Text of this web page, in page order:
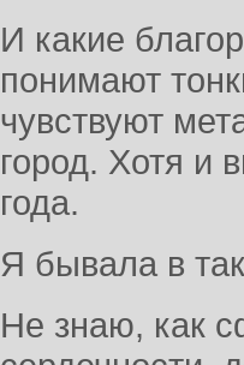
И какие
понимают
чувствуют
город. Хотя и
года.
Я бывала в
Не знаю, как